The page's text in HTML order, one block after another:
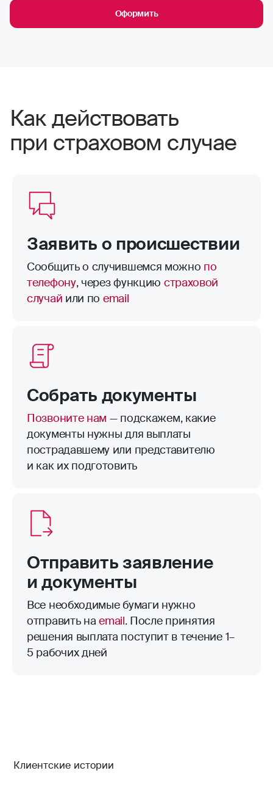
Оформить
Как действовать
при страховом случае
Заявить о происшествии
Сообщить о случившемся можно по
телефону, через функцию страховой
случай или по email
Собрать документы
Позвоните нам — подскажем, какие
документы нужны для выплаты
пострадавшему или представителю
и как их подготовить
Отправить заявление
и документы
Все необходимые бумаги нужно
отправить наemail. После принятия
решения выплата поступит в течение 1–
5 рабочих дней
Клиентские истории